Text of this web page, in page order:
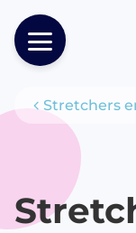
Producten
Stretchers